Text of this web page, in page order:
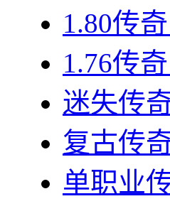
1.80传奇
1.76传奇
迷失传
复古传
单职业